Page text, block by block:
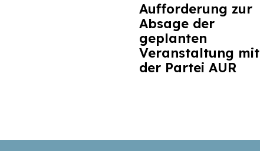
Aufforderung zur
Absage der
geplanten
Veranstaltung mit
der Partei AUR